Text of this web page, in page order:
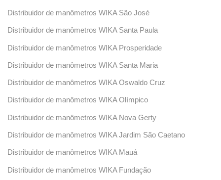
Distribuidor de manômetros WIKA São José
Distribuidor de manômetros WIKA Santa Paula
Distribuidor de manômetros WIKA Prosperidade
Distribuidor de manômetros WIKA Santa Maria
Distribuidor de manômetros WIKA Oswaldo Cruz
Distribuidor de manômetros WIKA Olímpico
Distribuidor de manômetros WIKA Nova Gerty
Distribuidor de manômetros WIKA Jardim São Caetano
Distribuidor de manômetros WIKA Mauá
Distribuidor de manômetros WIKA Fundação